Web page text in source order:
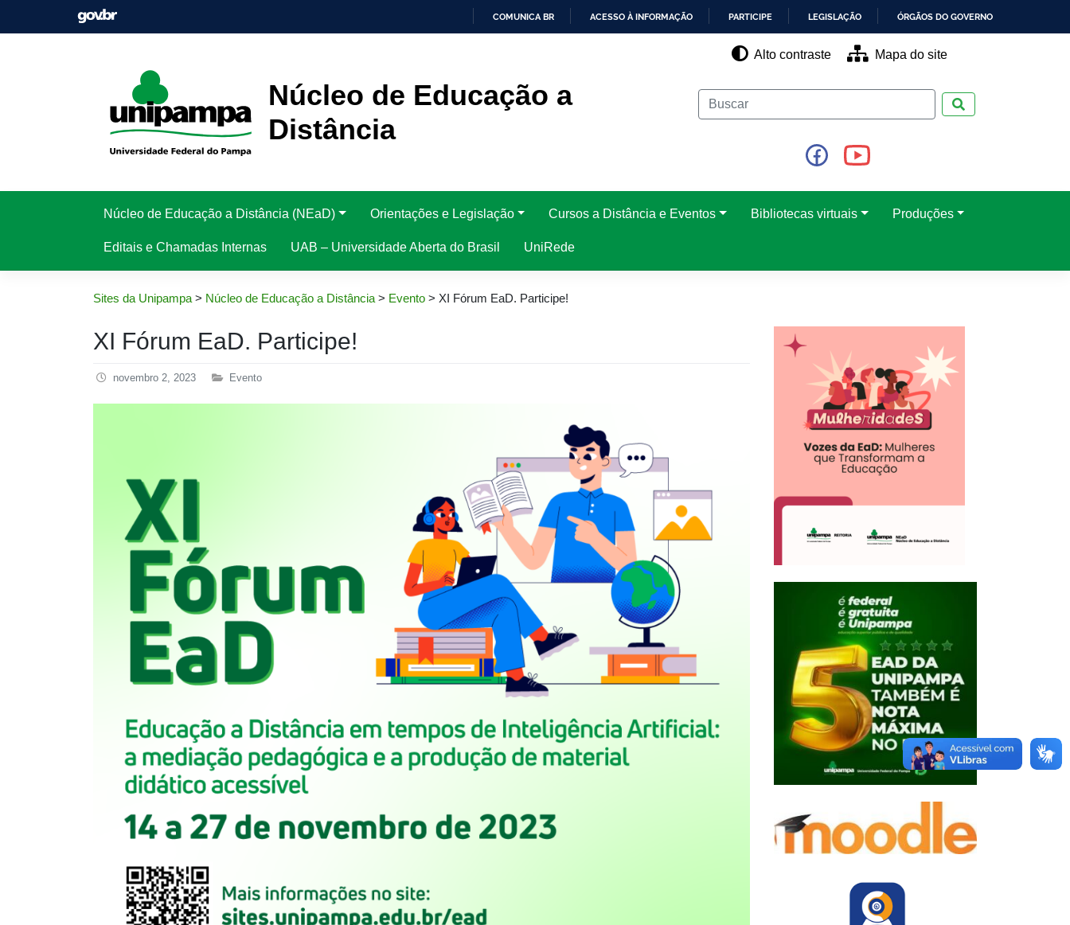
COMUNICA BR ACESSO À INFORMAÇÃO PARTICIPE LEGISLAÇÃO ÓRGÃOS DO GOVERNO
Núcleo de Educação a
Distância
Alto contraste Mapa do site
Núcleo de Educação a Distância (NEaD) Orientações e Legislação Cursos a Distância e Eventos Bibliotecas virtuais Produções
Editais e Chamadas Internas UAB – Universidade Aberta do Brasil UniRede
Sites da Unipampa> Núcleo de Educação a Distância> Evento > XI Fórum EaD. Participe!
XI Fórum EaD. Participe!
novembro 2, 2023 Evento